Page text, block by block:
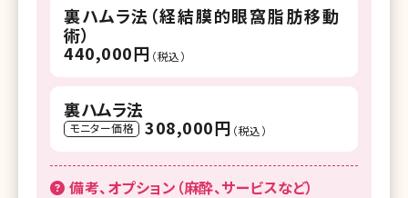
裏ハムラ法（経結膜的眼窩脂肪移動
術）
440,000円 （税込）
裏ハムラ法
モニター価格 308,000円 （税込）
備考、オプション（麻酔、サービスなど）